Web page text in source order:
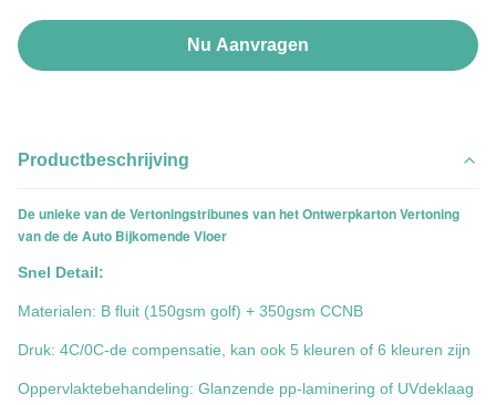
Nu Aanvragen
Productbeschrijving
De unieke van de Vertoningstribunes van het Ontwerpkarton Vertoning
van de de Auto Bijkomende Vloer
Snel Detail:
Materialen: B fluit (150gsm golf) + 350gsm CCNB
Druk: 4C/0C-de compensatie, kan ook 5 kleuren of 6 kleuren zijn
Oppervlaktebehandeling: Glanzende pp-laminering of UVdeklaag